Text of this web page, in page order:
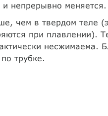
и непрерывно меняется.
чем в твердом теле
при плавлении).
несжимаема.
трубке.